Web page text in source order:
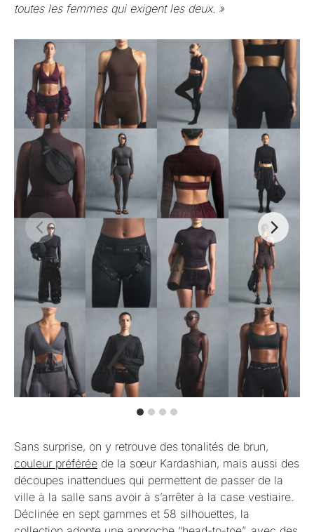
toutes les femmes qui exigent les deux. »
Sans surprise, on y retrouve des tonalités de brun,
couleur préférée de la sœur Kardashian, mais aussi des
découpes inattendues qui permettent de passer de la
ville à la salle sans avoir à s’arrêter à la case vestiaire.
Déclinée en sept gammes et 58 silhouettes, la